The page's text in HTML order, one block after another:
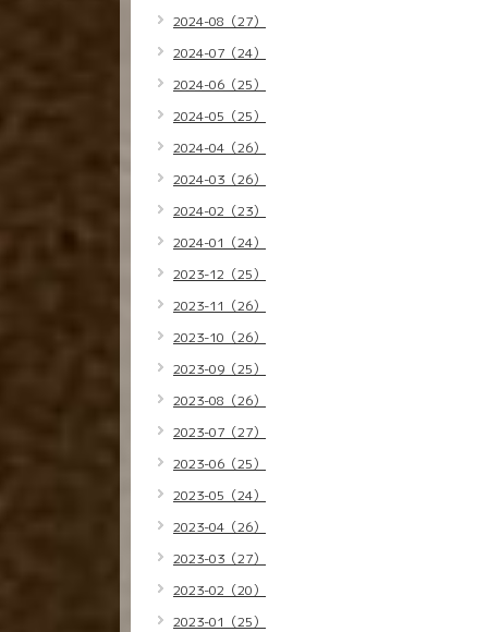
2024-08（27）
2024-07（24）
2024-06（25）
2024-05（25）
2024-04（26）
2024-03（26）
2024-02（23）
2024-01（24）
2023-12（25）
2023-11（26）
2023-10（26）
2023-09（25）
2023-08（26）
2023-07（27）
2023-06（25）
2023-05（24）
2023-04（26）
2023-03（27）
2023-02（20）
2023-01（25）